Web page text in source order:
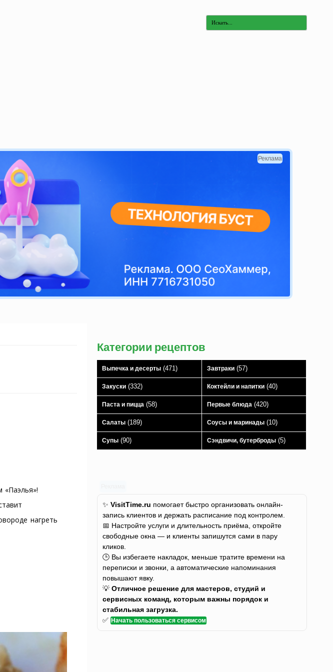
Реклама
«Паэлья»!
нагреть
Категории рецептов
Выпечка и десерты (471) Завтраки(57)
Закуски (332) Коктейли и напитки(40)
Паста и пицца (58) Первые блюда (420)
Салаты (189) Соусы и маринады(10)
Супы (90) Сэндвичи, бутерброды(5)
✨ VisitTime.ru помогает быстро организовать онлайн-
запись клиентов и держать расписание под контролем.
📅 Настройте услуги и длительность приёма, откройте
свободные окна — и клиенты запишутся сами в пару
кликов.
🕒 Вы избегаете накладок, меньше тратите времени на
переписки и звонки, а автоматические напоминания
повышают явку.
💡 Отличное решение для мастеров, студий и
сервисных команд, которым важны порядок и
стабильная загрузка.
✅ Начать пользоваться сервисом